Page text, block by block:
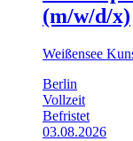
(m/w/d/x)
Weißensee
Berlin
Vollzeit
Befristet
03.08.2026